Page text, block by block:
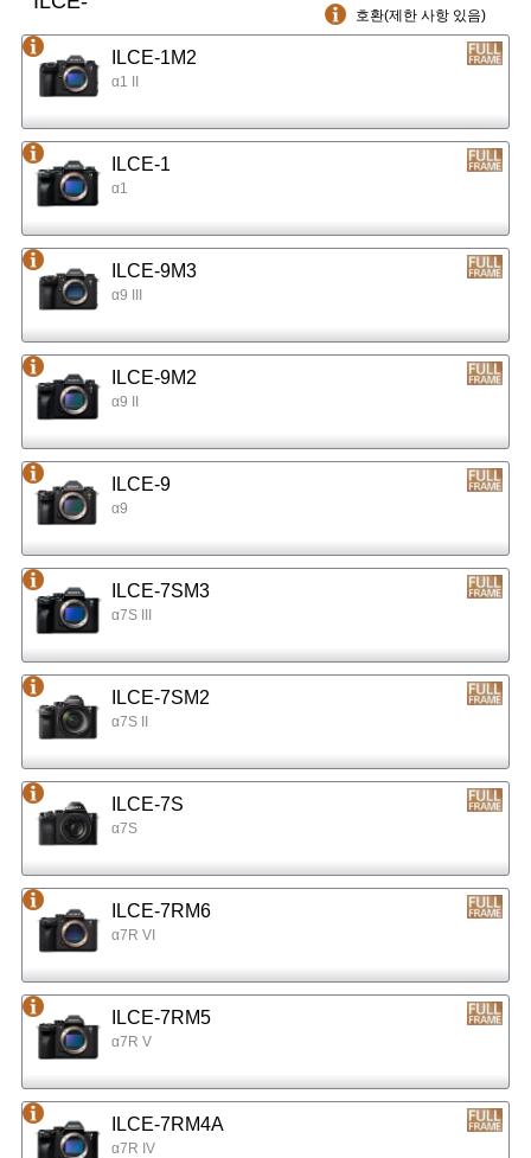
호환(제한 사항 있음)
ILCE-1M2
α1 II
ILCE-1
α1
ILCE-9M3
α9 III
ILCE-9M2
α9 II
ILCE-9
α9
ILCE-7SM3
α7S III
ILCE-7SM2
α7S II
ILCE-7S
α7S
ILCE-7RM6
α7R VI
ILCE-7RM5
α7R V
ILCE-7RM4A
α7R IV